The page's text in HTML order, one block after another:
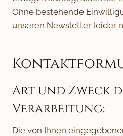
Ohne bestehende
unseren Newsletter leider
Art und Zweck
Verarbeitung:
Die von Ihnen